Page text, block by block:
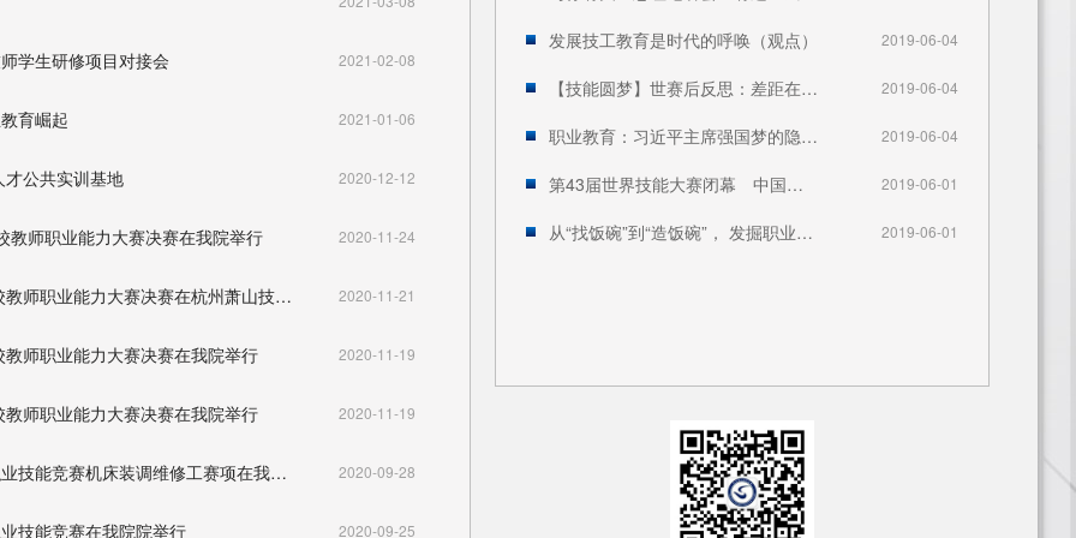
发展技工教育是时代的呼唤（观点） 2019-06-04
【技能圆梦】世赛后反思：差距在哪？如何服务中国制造2025？ 2019-06-04
职业教育：习近平主席强国梦的隐形翅膀 2019-06-04
第43届世界技能大赛闭幕 中国首夺金牌实现历史性突破 2019-06-01
从“找饭碗”到“造饭碗”， 发掘职业教育新价值 2019-06-01
学生研修项目对接会 2021-02-08
育崛起 2021-01-06
公共实训基地 2020-12-12
教师职业能力大赛决赛在我院举行 2020-11-24
2020年11月21日杭加新闻报道第二届全国技工院校教师职业能力大赛决赛在杭州萧山技师学院圆满落幕！ 2020-11-21
师职业能力大赛决赛在我院举行 2020-11-19
师职业能力大赛决赛在我院举行 2020-11-19
2020年9月28日萧山日报报道2020年浙江省青年职业技能竞赛机床装调维修工赛项在我院举行 2020-09-28
技能竞赛在我院院举行 2020-09-25